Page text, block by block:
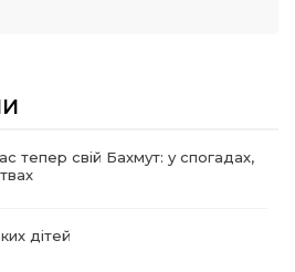
тепер свій Бахмут: у спогадах,
дітей